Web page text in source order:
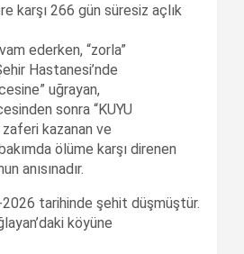
karşı 266 gün süresiz açlık
ederken, “zorla”
Hastanesi’nde
uğrayan,
sonra “KUYU
zaferi kazanan ve
ölüme karşı direnen
anısınadır.
tarihinde şehit düşmüştür.
köyüne